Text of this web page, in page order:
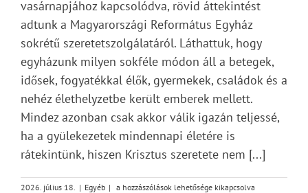
vasárnapjához kapcsolódva, rövid áttekintést
adtunk a Magyarországi Református Egyház
sokrétű szeretetszolgálatáról. Láthattuk, hogy
egyházunk milyen sokféle módon áll a betegek,
idősek, fogyatékkal élők, gyermekek, családok és a
nehéz élethelyzetbe került emberek mellett.
Mindez azonban csak akkor válik igazán teljessé,
ha a gyülekezetek mindennapi életére is
rátekintünk, hiszen Krisztus szeretete nem [...]
2026. július 18. | Egyéb | Egy
a hozzászólások lehetősége kikapcsolva